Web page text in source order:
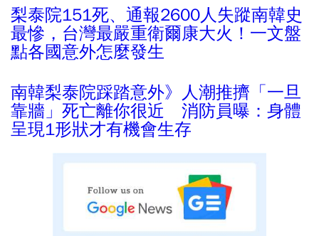
梨泰院151死、通報2600人失蹤南韓史
最慘，台灣最嚴重衛爾康大火！一文盤
點各國意外怎麼發生
南韓梨泰院踩踏意外》人潮推擠「一旦
靠牆」死亡離你很近 消防員曝：身體
呈現1形狀才有機會生存